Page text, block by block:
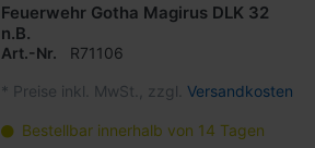
Feuerwehr Gotha Magirus DLK 32
n.B.
Art.-Nr. R71106
* Preise inkl. MwSt., zzgl. Versandkosten
Bestellbar innerhalb von 14 Tagen